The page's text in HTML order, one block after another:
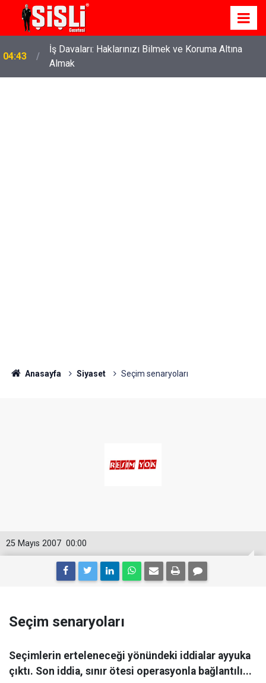
04:43
İş Davaları: Haklarınızı Bilmek ve Koruma Altına
Almak
Anasayfa Siyaset Seçim senaryoları
00:00
25 Mayıs 2007
Seçim senaryoları
Seçimlerin erteleneceği yönündeki iddialar ayyuka
çıktı. Son iddia, sınır ötesi operasyonla bağlantılı...